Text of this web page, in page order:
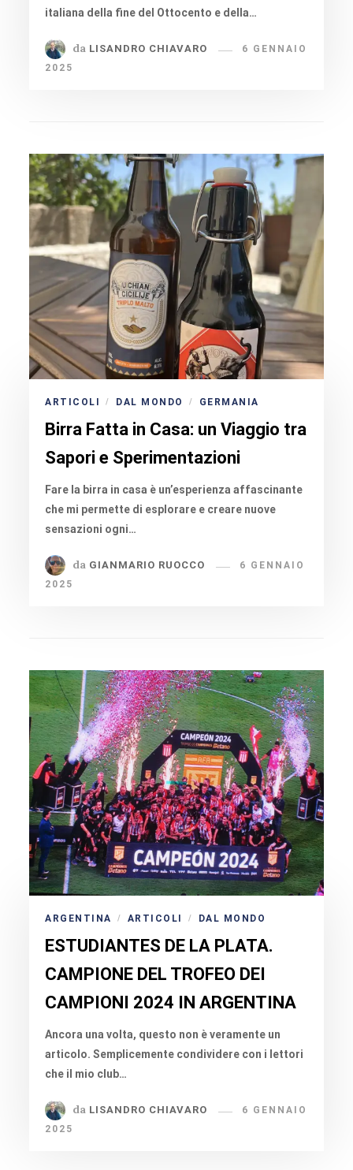
italiana della fine del Ottocento e della…
da LISANDRO CHIAVARO
6 GENNAIO
2025
ARTICOLI / DAL MONDO / GERMANIA
Birra Fatta in Casa: un Viaggio tra
Sapori e Sperimentazioni
Fare la birra in casa è un’esperienza affascinante
che mi permette di esplorare e creare nuove
sensazioni ogni…
da GIANMARIO RUOCCO
6 GENNAIO
2025
ARGENTINA / ARTICOLI / DAL MONDO
ESTUDIANTES DE LA PLATA.
CAMPIONE DEL TROFEO DEI
CAMPIONI 2024 IN ARGENTINA
Ancora una volta, questo non è veramente un
articolo. Semplicemente condividere con i lettori
che il mio club…
da LISANDRO CHIAVARO
6 GENNAIO
2025